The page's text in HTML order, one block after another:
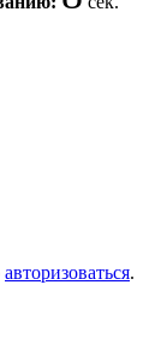
авторизоваться.